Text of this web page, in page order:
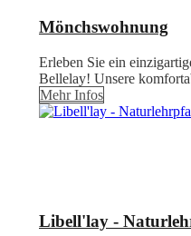
Mönchswohnung
Erleben Sie ein
Bellelay! Unsere
Mehr Infos
Libell'lay -